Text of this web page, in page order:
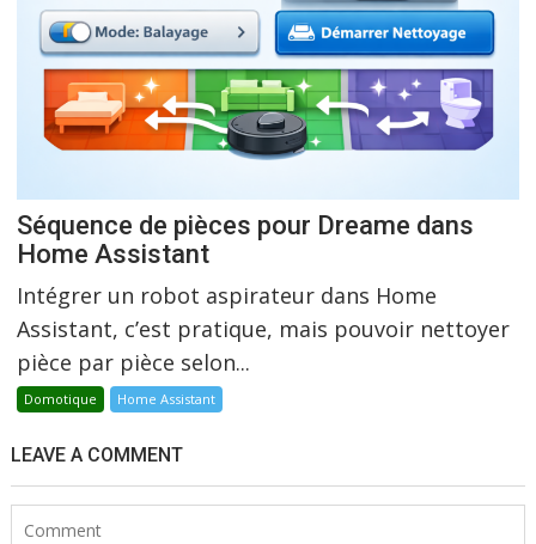
Séquence de pièces pour Dreame dans
Home Assistant
Intégrer un robot aspirateur dans Home
Assistant, c’est pratique, mais pouvoir nettoyer
pièce par pièce selon...
Domotique Home Assistant
LEAVE A COMMENT